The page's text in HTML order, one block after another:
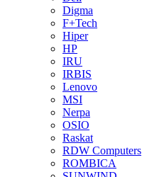
Digma
F+Tech
Hiper
HP
IRU
IRBIS
Lenovo
MSI
Nerpa
OSIO
Raskat
RDW Computers
ROMBICA